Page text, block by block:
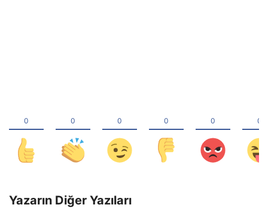
Yazarın Diğer Yazıları